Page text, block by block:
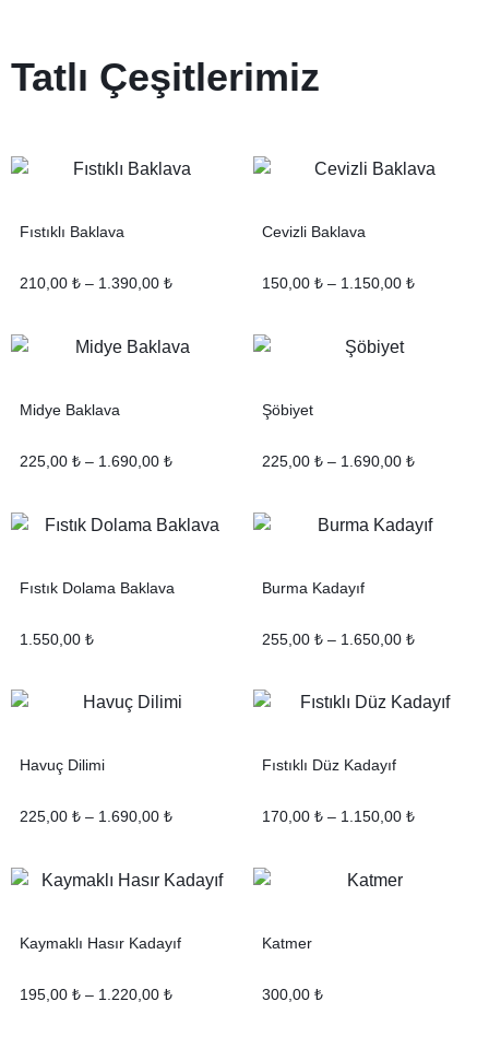
Tatlı Çeşitlerimiz
Fıstıklı Baklava
210,00 ₺ – 1.390,00 ₺
Cevizli Baklava
150,00 ₺ – 1.150,00 ₺
Midye Baklava
225,00 ₺ – 1.690,00 ₺
Şöbiyet
225,00 ₺ – 1.690,00 ₺
Fıstık Dolama Baklava
1.550,00 ₺
Burma Kadayıf
255,00 ₺ – 1.650,00 ₺
Havuç Dilimi
225,00 ₺ – 1.690,00 ₺
Fıstıklı Düz Kadayıf
170,00 ₺ – 1.150,00 ₺
Kaymaklı Hasır Kadayıf
195,00 ₺ – 1.220,00 ₺
Katmer
300,00 ₺